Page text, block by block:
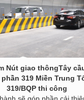
Nút giao thôngTây
319 Miền Trung
319/BQP thi công
sẽ góp phần cải